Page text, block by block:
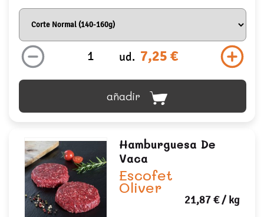
ud. 7,25 €
añadir
Hamburguesa De
Vaca
Escofet
Oliver
21,87 €/ kg